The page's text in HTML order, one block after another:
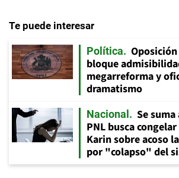
Te puede interesar
Política
bloque
megarreforma y
dramatismo
Nacional
Se
PNL busca
Karin sobre acoso
por "colapso" del